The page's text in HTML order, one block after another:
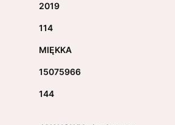
2019
114
MIĘKKA
15075966
144